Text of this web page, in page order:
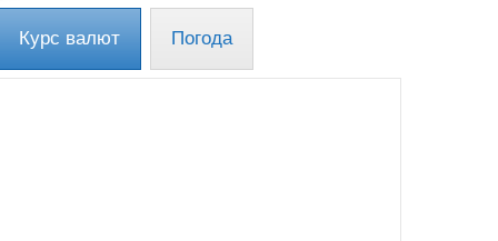
Курс валют Погода